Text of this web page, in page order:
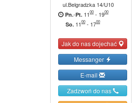
ul.Belgradzka 14/U10
Pn.-Pt. 1100 - 1900
So. 1100 - 1700
Jak do nas dojechać
Messanger
E-mail
Zadzwoń do nas